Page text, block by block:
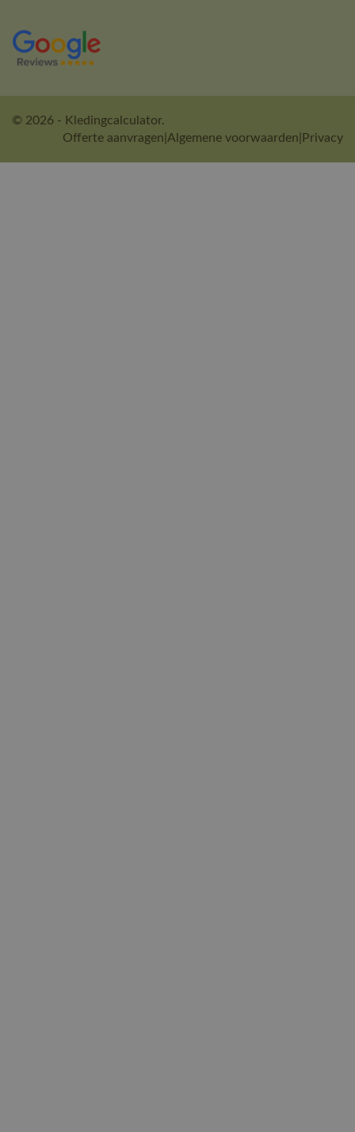
© 2026 - Kledingcalculator.
Offerte aanvragen Algemene voorwaarden Privacy